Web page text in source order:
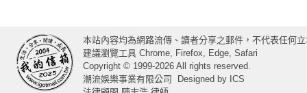
本站內容均為網路流傳、讀者分享之郵件，不代表任何
建議瀏覽工具 Chrome, Firefox, Edge, Safari
Copyright © 1999-2026 All rights reserved.
潮流娛樂事業有限公司
Designed by ICS